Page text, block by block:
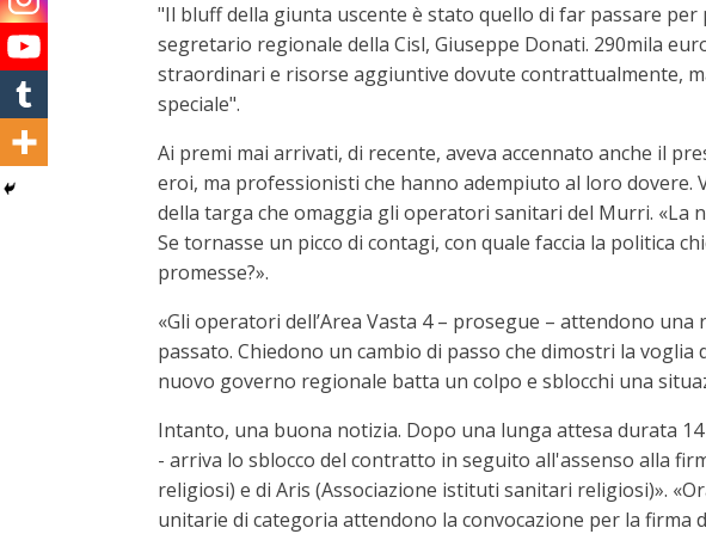
"Il bluff della giunta uscente è stato quello di far passare
segretario regionale della Cisl, Giuseppe Donati. 290mila
straordinari e risorse aggiuntive dovute contrattualmente,
speciale".
Ai premi mai arrivati, di recente, aveva accennato anche il
eroi, ma professionisti che hanno adempiuto al loro
della targa che omaggia gli operatori sanitari del Murri. «La
Se tornasse un picco di contagi, con quale faccia la politica
promesse?».
«Gli operatori dell’Area Vasta 4 – prosegue – attendono
passato. Chiedono un cambio di passo che dimostri la
nuovo governo regionale batta un colpo e sblocchi una
Intanto, una buona notizia. Dopo una lunga attesa durata
- arriva lo sblocco del contratto in seguito all'assenso alla
religiosi) e di Aris (Associazione istituti sanitari religiosi)».
unitarie di categoria attendono la convocazione per la